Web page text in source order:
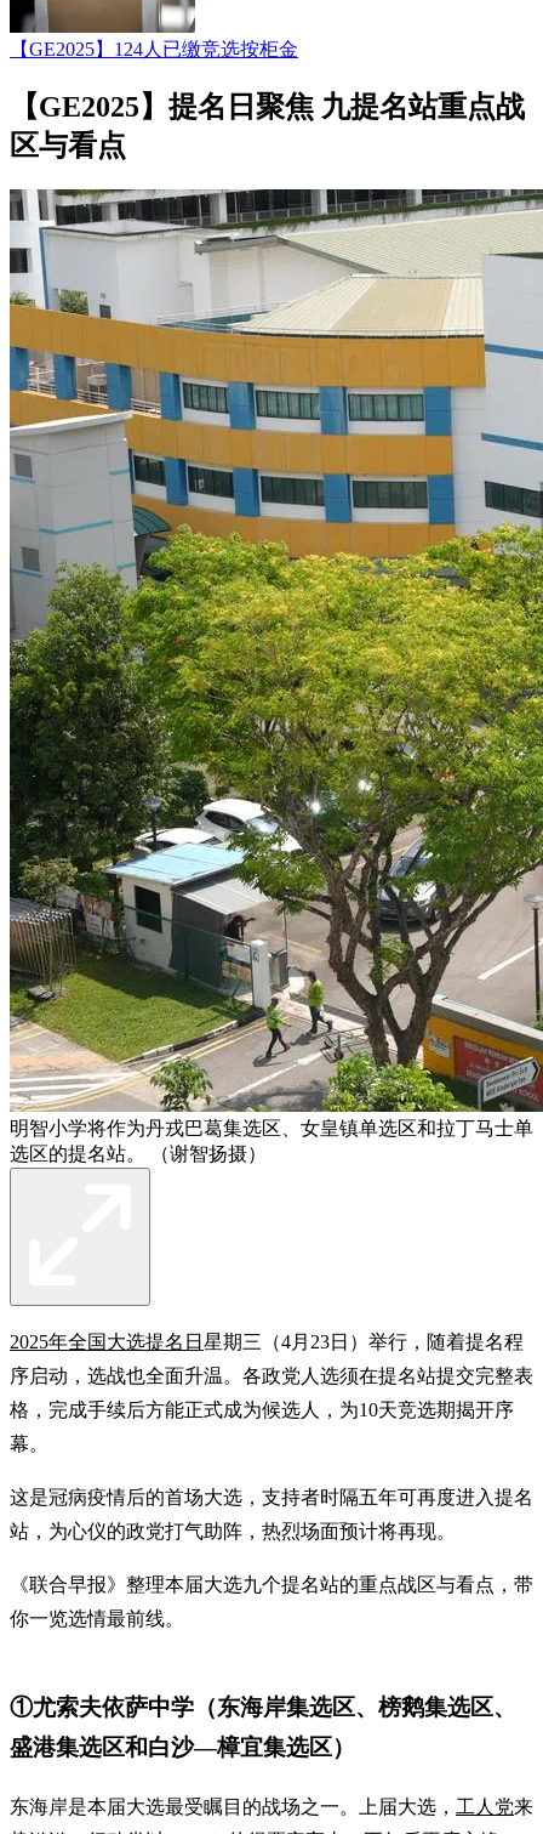
【GE2025】124人已缴竞选按柜金
【GE2025】提名日聚焦 九提名站重点战
区与看点
明智小学将作为丹戎巴葛集选区、女皇镇单选区和拉丁马士单
选区的提名站。 （谢智扬摄）
2025年全国大选提名日 星期三（4月23日）举行，随着提名程
序启动，选战也全面升温。各政党人选须在提名站提交完整表
格，完成手续后方能正式成为候选人，为10天竞选期揭开序
幕。
这是冠病疫情后的首场大选，支持者时隔五年可再度进入提名
站，为心仪的政党打气助阵，热烈场面预计将再现。
《联合早报》整理本届大选九个提名站的重点战区与看点，带
你一览选情最前线。
①尤索夫依萨中学（东海岸集选区、榜鹅集选区、
盛港集选区和白沙—樟宜集选区）
东海岸是本届大选最受瞩目的战场之一。上届大选， 工人党来